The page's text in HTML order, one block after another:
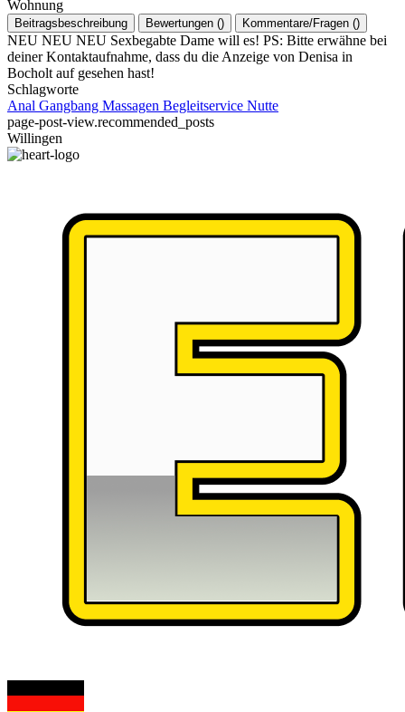
Wohnung
Beitragsbeschreibung Bewertungen () Kommentare/Fragen ()
NEU NEU NEU Sexbegabte Dame will es! PS: Bitte erwähne bei
deiner Kontaktaufnahme, dass du die Anzeige von Denisa in
Bocholt auf gesehen hast!
Schlagworte
Anal Gangbang Massagen Begleitservice Nutte
page-post-view.recommended_posts
Willingen